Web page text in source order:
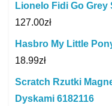
Lionelo Fidi Go Grey
127.00zł
Hasbro My Little
18.99zł
Scratch Rzutki
Dyskami 6182116